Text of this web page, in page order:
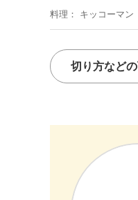
料理 キッコーマン
切り方など